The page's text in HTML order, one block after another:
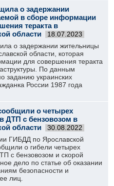
о задержании
в сборе информации
теракта в
области
18.07.2023
о задержании жительницы
области, которая
для совершения теракта
По данным
заданию украинских
России 1987 года
о четырех
ДТП с бензовозом в
области
30.08.2022
ГИБДД по Ярославской
о гибели четырех
с бензовозом и скорой
дело по статье об оказании
безопасности и
лиц.